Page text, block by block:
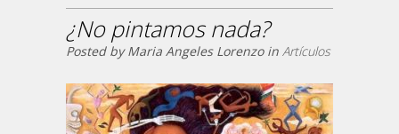
¿No pintamos nada?
Posted by Maria Angeles Lorenzo in Artículos